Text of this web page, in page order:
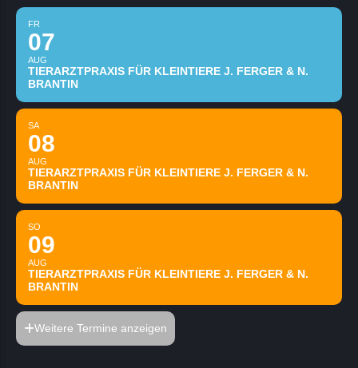
FR
07
AUG
TIERARZTPRAXIS FÜR KLEINTIERE J. FERGER & N.
BRANTIN
SA
08
AUG
TIERARZTPRAXIS FÜR KLEINTIERE J. FERGER & N.
BRANTIN
SO
09
AUG
TIERARZTPRAXIS FÜR KLEINTIERE J. FERGER & N.
BRANTIN
Weitere Termine anzeigen